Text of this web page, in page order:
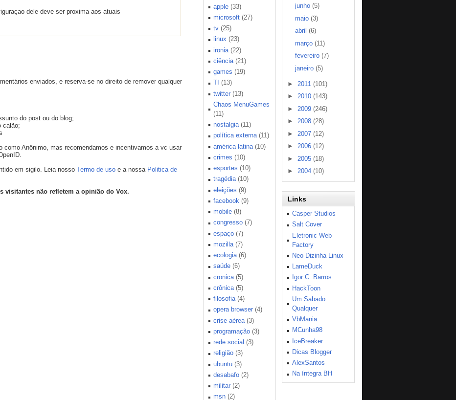
dele deve ser proxima aos atuais
enviados, e reserva-se no direito de remover qualquer
do post ou do blog;
calão;
como Anônimo, mas recomendamos e incentivamos a vc usar
em sigilo. Leia nosso Termo de uso e a nossa Politica de
visitantes não refletem a opinião do Vox.
apple (33)
microsoft (27)
tv (25)
linux (23)
ironia (22)
ciência (21)
games (19)
TI (13)
twitter (13)
Chaos MenuGames
(11)
nostalgia (11)
política externa (11)
américa latina (10)
crimes (10)
esportes (10)
tragédia (10)
eleições (9)
facebook (9)
mobile (8)
congresso (7)
espaço (7)
mozilla (7)
ecologia (6)
saúde (6)
cronica (5)
crônica (5)
filosofia (4)
opera browser (4)
crise aérea (3)
programação (3)
rede social (3)
religião (3)
ubuntu (3)
desabafo (2)
militar (2)
msn (2)
junho (5)
maio (3)
abril (6)
março (11)
fevereiro (7)
janeiro (5)
► 2011(101)
►2010(143)
► 2009(246)
►2008(28)
► 2007(12)
►2006(12)
► 2005(18)
►2004(10)
Links
Casper Studios
Salt Cover
Eletronic Web
Factory
Neo Dizinha Linux
LameDuck
Igor C. Barros
HackToon
Um Sabado
Qualquer
VbMania
MCunha98
IceBreaker
Dicas Blogger
AlexSantos
Na íntegra BH